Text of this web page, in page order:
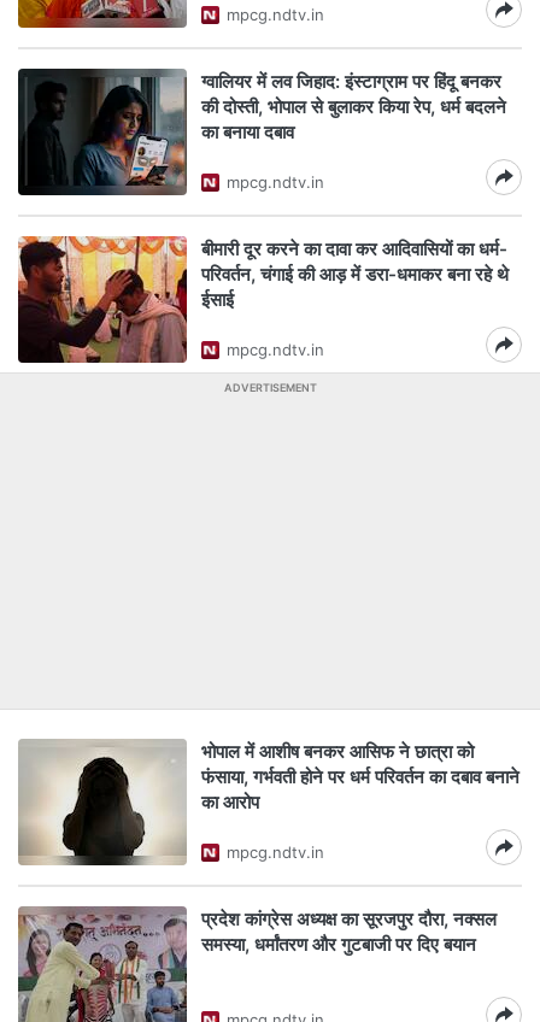
mpcg.ndtv.in
ग्वालियर में लव जिहाद: इंस्टाग्राम पर हिंदू बनकर
की दोस्ती, भोपाल से बुलाकर किया रेप, धर्म बदलने
का बनाया दबाव
mpcg.ndtv.in
बीमारी दूर करने का दावा कर आदिवासियों का धर्म-
परिवर्तन, चंगाई की आड़ में डरा-धमाकर बना रहे थे
ईसाई
mpcg.ndtv.in
ADVERTISEMENT
भोपाल में आशीष बनकर आसिफ ने छात्रा को
फंसाया, गर्भवती होने पर धर्म परिवर्तन का दबाव बनाने
का आरोप
mpcg.ndtv.in
प्रदेश कांग्रेस अध्यक्ष का सूरजपुर दौरा, नक्सल
समस्या, धर्मांतरण और गुटबाजी पर दिए बयान